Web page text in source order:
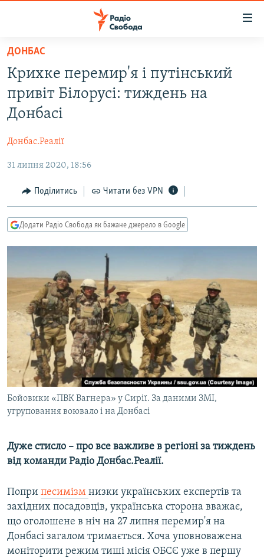
Перейти
основного
матеріалу
Перейти
до
основної
Перейти
пошуку
РАДІО СВОБОДА – 70 РОКІВ
ВСЕ ЗА ДОБУ
СТАТТІ
СУСПІЛЬСТВО
КУЛЬТУРА
УКРАЇНА
РОСІЙСЬКА «ФІЛЬТРАЦІЯ»
ДОНБАС.РЕАЛІЇ
КРИМ.РЕАЛІЇ
СХЕМИ
МУЛЬТИМЕДІА
ФОТО
СПЕЦПРОЄКТИ
ПОДКАСТИ
КРИМ РЕАЛІЇ
РУС
УКР
ДОЛУЧАЙСЯ!
Усі сайти RFE/RL
ДОНБАС
Крихке перемир'я і путінський
привіт Білорусі: тиждень на
Донбасі
Донбас.Реалії
31 липня 2020, 18:56
Поділитись Читати без VPN
Додати Радіо Свобода як бажане джерело в Google
Бойовики «ПВК Вагнера» у Сирії. За даними ЗМІ,
угруповання воювало і на Донбасі
Дуже стисло – про все важливе в регіоні за тиждень
від команди Радіо Донбас.Реалії.
Попри песимізм низки українських експертів та
західних посадовців, українська сторона вважає,
що оголошене в ніч на 27 липня перемир'я на
Донбасі загалом тримається. Хоча уповноважена
моніторити режим тиші місія ОБСЄ уже в першу